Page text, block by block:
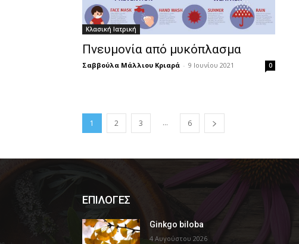
Κλασική Ιατρική
Πνευμονία από μυκόπλασμα
Σαββούλα Μάλλιου Κριαρά - 9 Ιουνίου 2021 0
1 2 3 ... 6
ΕΠΙΛΟΓΕΣ
Ginkgo biloba
4 Αυγούστου 2026